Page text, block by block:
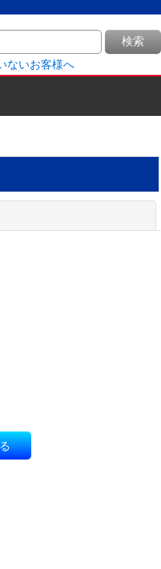
検索
ないお客様へ